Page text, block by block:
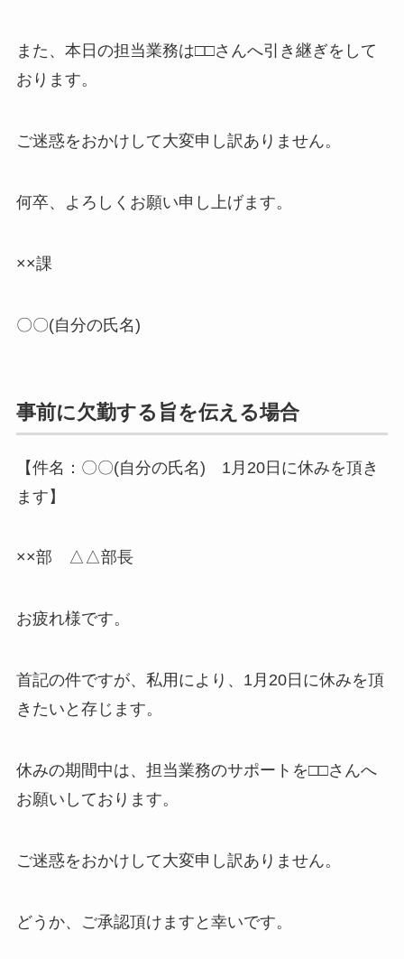
また、本日の担当業務は□□さんへ引き継ぎをして
おります。
ご迷惑をおかけして大変申し訳ありません。
何卒、よろしくお願い申し上げます。
××課
〇〇(自分の氏名)
事前に欠勤する旨を伝える場合
【件名：〇〇(自分の氏名) 1月20日に休みを頂き
ます】
××部 △△部長
お疲れ様です。
首記の件ですが、私用により、1月20日に休みを頂
きたいと存じます。
休みの期間中は、担当業務のサポートを□□さんへ
お願いしております。
ご迷惑をおかけして大変申し訳ありません。
どうか、ご承認頂けますと幸いです。